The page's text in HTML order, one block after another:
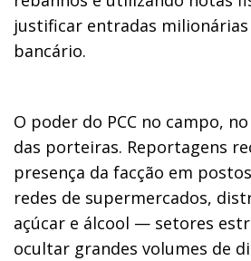
justificar entradas
bancário.
O poder do PCC no campo,
das porteiras. Reportagens
presença da facção em
redes de supermercados,
açúcar e álcool — setores
ocultar grandes volumes de